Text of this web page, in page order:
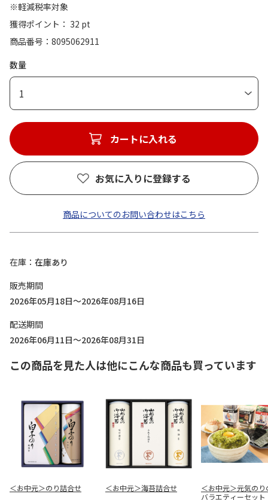
※軽減税率対象
獲得ポイント： 32 pt
商品番号
8095062911
数量
1
カートに入れる
お気に入りに登録する
商品についてのお問い合わせはこちら
在庫
在庫あり
販売期間
2026年05月18日～2026年08月16日
配送期間
2026年06月11日～2026年08月31日
この商品を見た人は他にこんな商品も買っています
＜お中元＞のり詰合せ ＜お中元＞海苔詰合せ
＜お中元＞元気の
バラエティーセット